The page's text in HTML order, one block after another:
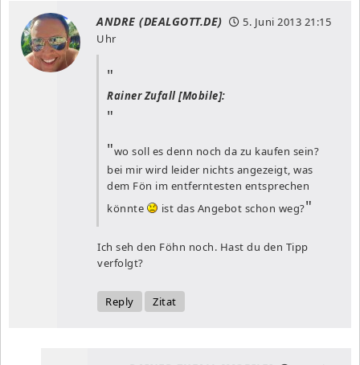
ANDRE (DEALGOTT.DE) 5. Juni 2013 21:15
Uhr
Rainer Zufall [Mobile]:
wo soll es denn noch da zu kaufen sein?
bei mir wird leider nichts angezeigt, was
dem Fön im entferntesten entsprechen
könnte
ist das Angebot schon weg?
Ich seh den Föhn noch. Hast du den Tipp
verfolgt?
Reply Zitat